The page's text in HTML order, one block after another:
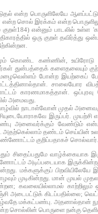
என்ற பொருளிலேயே
சொல் இரக்கம் என்ற
குறள்184) என்னும் பாடலில்
ஒரு குறள் தவிர்த்து
கொண்ட கண்ணின், உயிரோடு
துன்பத்தைக் களைதலையும்
போன்ற இயற்கைப்
சாலையோர
ஒப்புரவு
அமைவது.
வாழ்வில் நாடாள்வோன் முதல்
இருப்பர்.
அனைவர்க்கும் வேண்டும்
அதற்கெல்லாம் தண்டம்
குறிப்பதாகச் சொல்வார்.
வாழ்க்கையாக
அடிப்படையாக
மக்களுக்குப்
முடிகின்றது. மான் முயல்
கவலையில்லாமல் காற்றிலும்
அடைபட்டுக் கிடப்பதில்லை;
மக்கட்பண்பு. அதனால்தான்
பொருளை நன்கு